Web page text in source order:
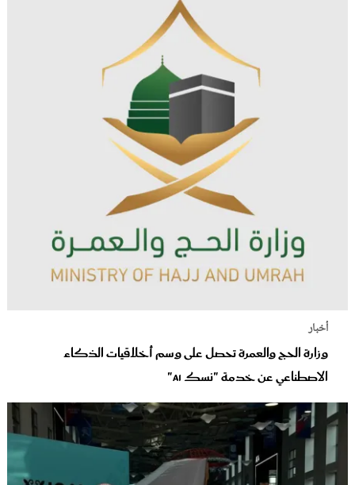
أخبار
وزارة الحج والعمرة تحصل على وسم أخلاقيات الذكاء
الاصطناعي عن خدمة "نسك AI"